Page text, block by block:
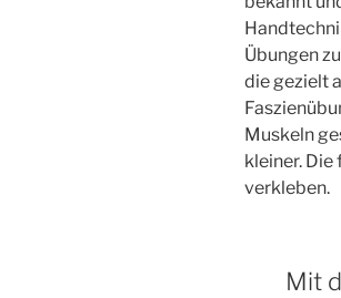
Übungen
die gezielt
Muskeln
kleiner.
verkleben.
Mit